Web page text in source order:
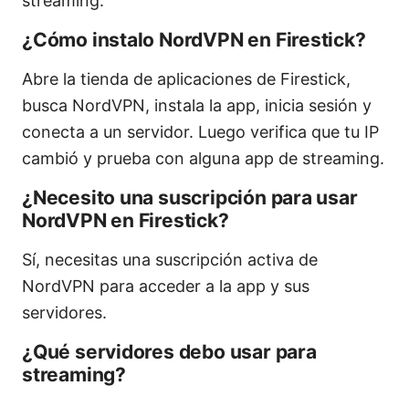
¿Cómo instalo NordVPN en Firestick?
Abre la tienda de aplicaciones de Firestick,
busca NordVPN, instala la app, inicia sesión y
conecta a un servidor. Luego verifica que tu IP
cambió y prueba con alguna app de streaming.
¿Necesito una suscripción para usar
NordVPN en Firestick?
Sí, necesitas una suscripción activa de
NordVPN para acceder a la app y sus
servidores.
¿Qué servidores debo usar para
streaming?